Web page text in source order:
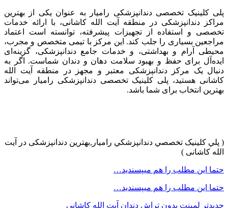
پلی کلینیک تخصصی دندانپزشکی رامیار به عنوان یکی از بهترین
مراکز دندانپزشکی در منطقه آیت الله کاشانی، با ارائه خدمات
تخصصی و استفاده از تجهیزات پیشرفته، توانسته است اعتماد
مراجعین بسیاری را جلب کند. این مرکز با تیمی متخصص و مجرب،
محیطی آرام و بهداشتی، و خدمات جامع دندانپزشکی، گزینه‌ای
ایده‌آل برای حفظ و بهبود سلامت دهان و دندان شماست. اگر به
دنبال یک مرکز دندانپزشکی معتبر و مجهز در منطقه آیت الله
کاشانی هستید، پلی کلینیک تخصصی دندانپزشکی رامیار می‌تواند
بهترین انتخاب برای شما باشد.
( پلي کلينیک تخصصي دندانپزشکي راميار,بهترین دندانپزشکی در آیت
الله کاشانی )
حتما این مطلب را هم میپسندید…
حتما این مطلب را هم میپسندید…
جدیدتر لمینت بدون تراش دندان آیت الله کاشانی